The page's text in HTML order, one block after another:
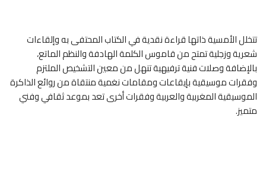
تتخلل الأمسية ذاتها قراءة نقدية في الكتاب المحتفى به وإلقاءات
شعرية وزجلية تمتح من قاموس الكلمة الهادفة والنظم الماتع،
بالإضافة وصلات فنية ترفيهية تنهل من معين التشخيص الملتزم
وفقرات موسيقية بإيقاعات ومقامات نغمية منتقاة من روائع الذاكرة
الموسيقية المغربية والعربية وفقرات أخرى تعد بموعد ثقافي وفني
متميز.